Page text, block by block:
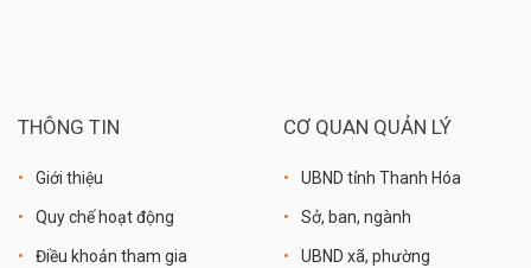
THÔNG TIN
Giới thiệu
Quy chế hoạt động
Điều khoản tham gia
CƠ QUAN QUẢN LÝ
UBND tỉnh Thanh Hóa
Sở, ban, ngành
UBND xã, phường